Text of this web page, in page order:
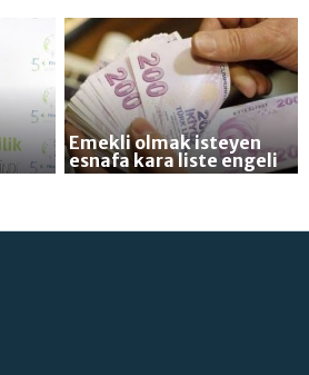
Emekli olmak isteyen
esnafa kara liste engeli